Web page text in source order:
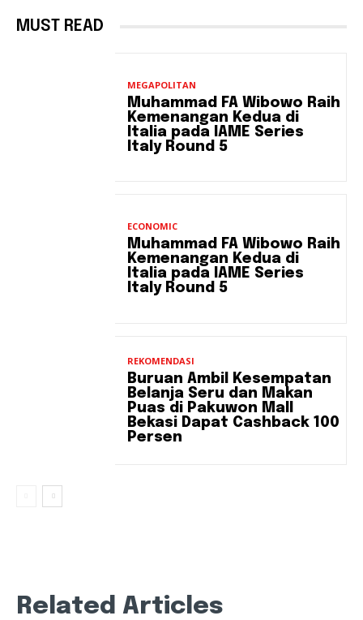
MUST READ
MEGAPOLITAN
Muhammad FA Wibowo Raih
Kemenangan Kedua di
Italia pada IAME Series
Italy Round 5
ECONOMIC
Muhammad FA Wibowo Raih
Kemenangan Kedua di
Italia pada IAME Series
Italy Round 5
REKOMENDASI
Buruan Ambil Kesempatan
Belanja Seru dan Makan
Puas di Pakuwon Mall
Bekasi Dapat Cashback 100
Persen
Related Articles